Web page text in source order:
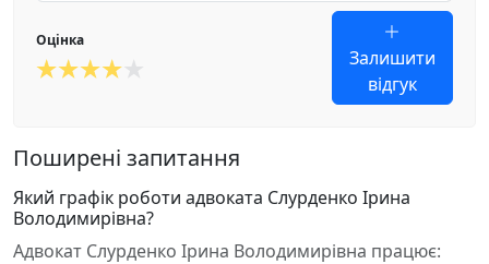
Оцінка
Залишити
відгук
Поширені запитання
Який графік роботи адвоката Слурденко Ірина
Володимирівна?
Адвокат Слурденко Ірина Володимирівна працює: